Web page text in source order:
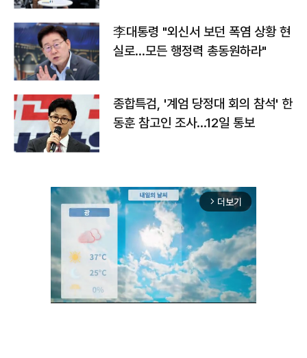
李대통령 "외신서 보던 폭염 상황 현
실로…모든 행정력 총동원하라"
종합특검, '계엄 당정대 회의 참석' 한
동훈 참고인 조사...12일 통보
arrow_forward_ios 더보기